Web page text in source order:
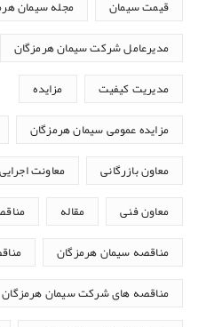
قیمت سیمان مجله سیمان
مدیرعامل شرکت سیمان هرمزگان
مدیریت کیفیت مزایده
مزایده عمومی سیمان هرمزگان
معاون بازرگانی معاونت اجرایی
معاون فنی مقاله
مناقصه سیمان هرمزگان
مناقصه های شرکت سیمان هرمزگان